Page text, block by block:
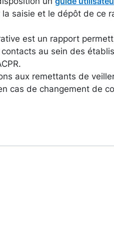
saisie et le dépôt de ce
est un rapport
au sein des
aux remettants de
cas de changement de